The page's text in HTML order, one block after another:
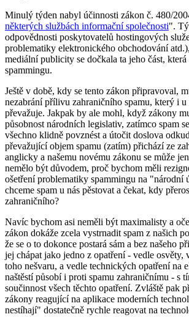
Minulý týden nabyl účinnosti zákon č. 480/
některých službách informační společnosti".
odpovědnosti poskytovatelů hostingových
problematiky elektronického obchodování
mediální publicity se dočkala ta jeho část,
spammingu.
Ještě v době, kdy se tento zákon připravoval,
nezabrání přílivu zahraničního spamu, který i u
převažuje. Jakpak by ale mohl, když zákony
působnost národních legislativ, zatímco spam
všechno klidně povznést a útočit doslova
převažující objem spamu (zatím) přichází ze
anglicky a našemu novému zákonu se může
nemělo být důvodem, proč bychom měli
ošetření problematiky spammingu na "národní
chceme spam u nás pěstovat a čekat, kdy
zahraničního?
Navíc bychom asi neměli být maximalisty a
zákon dokáže zcela vystrnadit spam z našich
že se o to dokonce postará sám a bez našeho
jej chápat jako jedno z opatření - vedle osvěty,
toho nešvaru, a vedle technických opatření na
naštěstí působí i proti spamu zahraničnímu - s
součinnost všech těchto opatření. Zvláště pak
zákony reagující na aplikace moderních
nestíhají" dostatečně rychle reagovat na